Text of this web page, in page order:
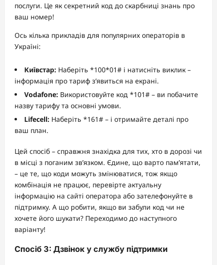
послуги. Це як секретний код до скарбниці знань про
ваш номер!
Ось кілька прикладів для популярних операторів в
Україні:
Київстар: Наберіть *100*01# і натисніть виклик –
інформація про тариф з’явиться на екрані.
Vodafone: Використовуйте код *101# – ви побачите
назву тарифу та основні умови.
Lifecell: Наберіть *161# – і отримайте деталі про
ваш план.
Цей спосіб – справжня знахідка для тих, хто в дорозі чи
в місці з поганим зв’язком. Єдине, що варто пам’ятати,
– це те, що коди можуть змінюватися, тож якщо
комбінація не працює, перевірте актуальну
інформацію на сайті оператора або зателефонуйте в
підтримку. А що робити, якщо ви забули код чи не
хочете його шукати? Переходимо до наступного
варіанту!
Спосіб 3: Дзвінок у службу підтримки